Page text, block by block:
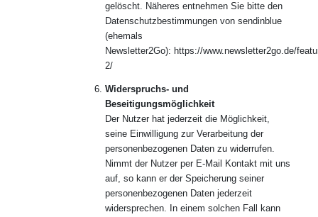
gelöscht. Näheres entnehmen Sie bitte den
Datenschutzbestimmungen von sendinblue
(ehemals
Newsletter2Go): https://www.newsletter2go.de/
2/
Widerspruchs- und
Beseitigungsmöglichkeit
Der Nutzer hat jederzeit die Möglichkeit,
seine Einwilligung zur Verarbeitung der
personenbezogenen Daten zu widerrufen.
Nimmt der Nutzer per E-Mail Kontakt mit uns
auf, so kann er der Speicherung seiner
personenbezogenen Daten jederzeit
widersprechen. In einem solchen Fall kann